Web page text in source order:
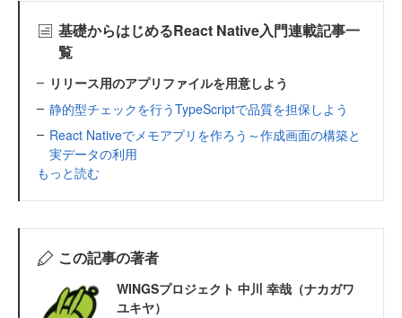
基礎からはじめるReact Native入門連載記事一
覧
リリース用のアプリファイルを用意しよう
静的型チェックを行うTypeScriptで品質を担保しよう
React Nativeでメモアプリを作ろう～作成画面の構築と
実データの利用
もっと読む
この記事の著者
WINGSプロジェクト 中川 幸哉（ナカガワ
ユキヤ）